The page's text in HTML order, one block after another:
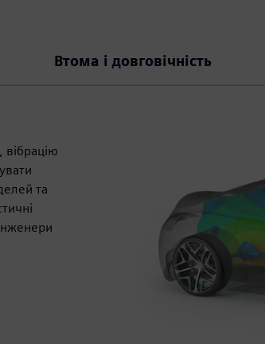
Втома і довговічність
та